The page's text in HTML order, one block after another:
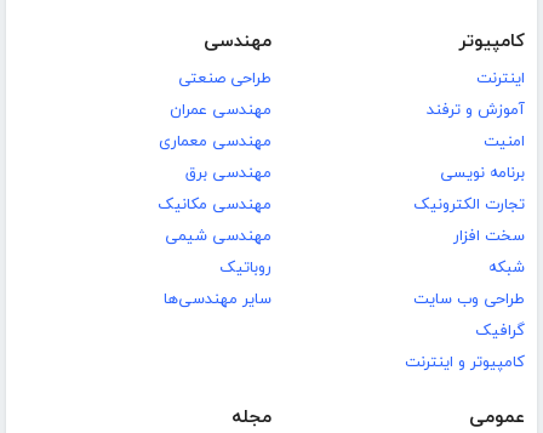
کامپیوتر
اینترنت
آموزش و ترفند
امنیت
برنامه نویسی
تجارت الکترونیک
سخت افزار
شبکه
طراحی وب سایت
گرافیک
کامپیوتر و اینترنت
مهندسی
طراحی صنعتی
مهندسی عمران
مهندسی معماری
مهندسی برق
مهندسی مکانیک
مهندسی شیمی
روباتیک
سایر مهندسی‌ها
عمومی مجله